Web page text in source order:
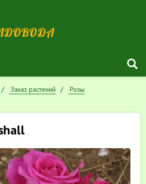
Заказ растений
Розы